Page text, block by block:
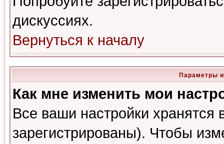
дискуссиях.
Вернуться к началу
Параметры
Как мне изменить мои
Все ваши настройки
зарегистрированы). Чтобы